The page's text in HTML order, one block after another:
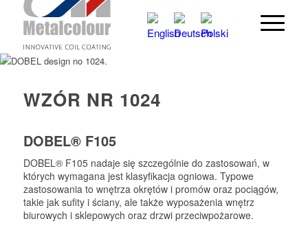
WZÓR NR 1024
DOBEL® F105
DOBEL® F105 nadaje się szczególnie do zastosowań, w
których wymagana jest klasyfikacja ogniowa. Typowe
zastosowania to wnętrza okrętów i promów oraz pociągów,
takie jak sufity i ściany, ale także wyposażenia wnętrz
biurowych i sklepowych oraz drzwi przeciwpożarowe.